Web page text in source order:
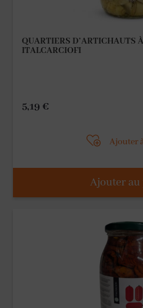
QUARTIERS D’ARTICHAUTS
ITALCARCIOFI
5,19€
Ajouter
Ajouter